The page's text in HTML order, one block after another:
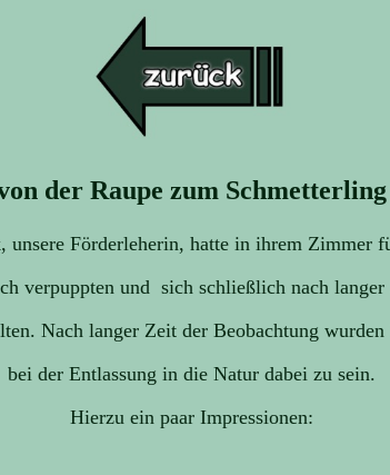
der Raupe zum Schmetterling
unsere Förderleherin, hatte in ihrem Zimmer
verpuppten und sich schließlich nach
Nach langer Zeit der Beobachtung
bei der Entlassung in die Natur dabei zu sein.
Hierzu ein paar Impressionen: